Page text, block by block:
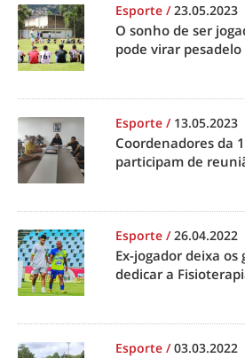
Esporte /23.05.2023
O sonho de ser
pode virar pesadelo
Esporte / 13.05.2023
Coordenadores da
participam de
Esporte /26.04.2022
Ex-jogador deixa os
dedicar a
Esporte /03.03.2022